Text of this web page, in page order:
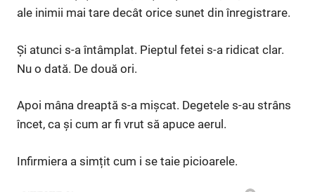
ale inimii mai tare decât orice sunet din înregistrare.
Și atunci s-a întâmplat. Pieptul fetei s-a ridicat clar.
Nu o dată. De două ori.
Apoi mâna dreaptă s-a mișcat. Degetele s-au strâns
încet, ca și cum ar fi vrut să apuce aerul.
Infirmiera a simțit cum i se taie picioarele.